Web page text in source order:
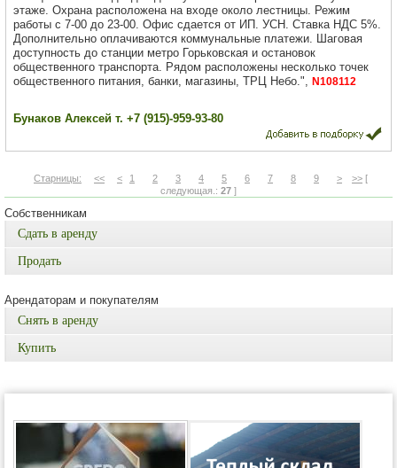
этаже. Охрана расположена на входе около лестницы. Режим
работы с 7-00 до 23-00. Офис сдается от ИП. УСН. Ставка НДС 5%.
Дополнительно оплачиваются коммунальные платежи. Шаговая
доступность до станции метро Горьковская и остановок
общественного транспорта. Рядом расположены несколько точек
общественного питания, банки, магазины, ТРЦ Небо.", N108112
Бунаков Алексей т. +7 (915)-959-93-80
Старницы: << < 1 2 3 4 5 6 7 8 9 > >> [
следующая.: 27 ]
Собственникам
Сдать в аренду
Продать
Арендаторам и покупателям
Снять в аренду
Купить